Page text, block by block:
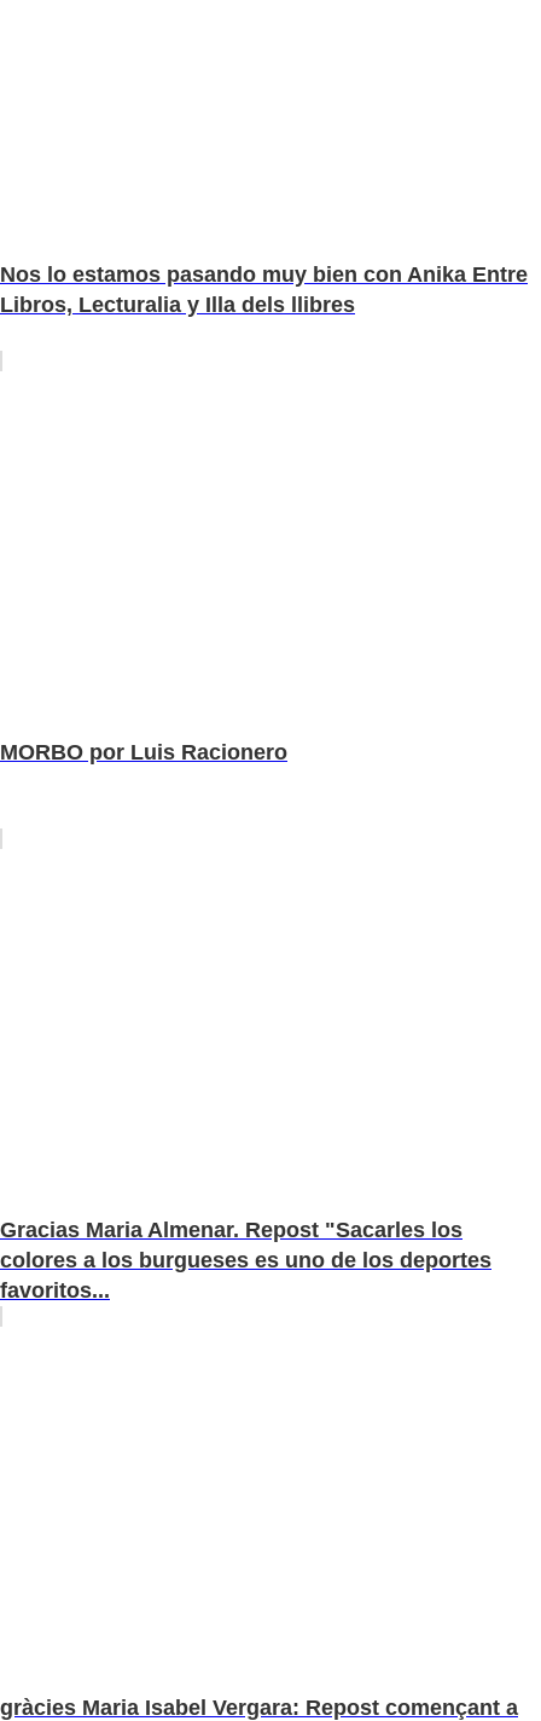
Nos lo estamos pasando muy bien con Anika Entre
Libros, Lecturalia y Illa dels llibres
MORBO por Luis Racionero
Gracias Maria Almenar. Repost "Sacarles los
colores a los burgueses es uno de los deportes
favoritos...
gràcies Maria Isabel Vergara: Repost començant a